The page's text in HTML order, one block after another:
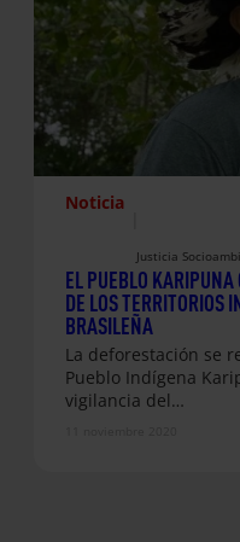
Noticia
Justicia
EL PUEBLO KARIPUNA
DE LOS TERRITORIOS
BRASILEÑA
La deforestación se
Pueblo Indígena
vigilancia del…